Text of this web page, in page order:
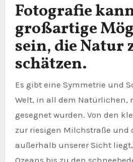
Fotografie
großartige
sein, die Natur
schätzen.
Es gibt eine Symmetrie und
Welt, in all dem Natürlichen,
gesegnet wurden. Von den
zur riesigen Milchstraße und
außerhalb unserer Sicht
Ozeans bis zu den